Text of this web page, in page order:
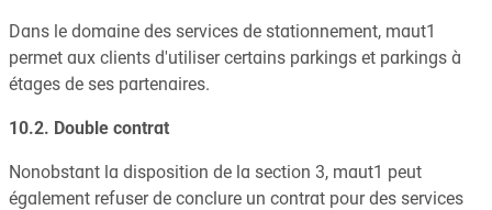
Dans le domaine des services de stationnement, maut1
permet aux clients d'utiliser certains parkings et parkings à
étages de ses partenaires.
10.2. Double contrat
Nonobstant la disposition de la section 3, maut1 peut
également refuser de conclure un contrat pour des services